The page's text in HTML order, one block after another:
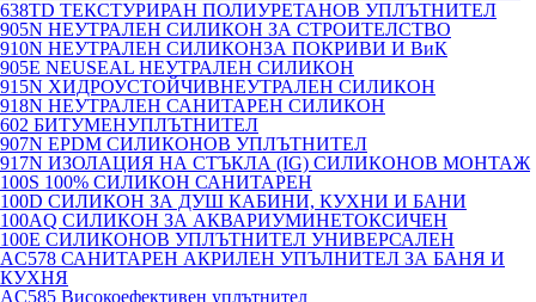
638TD ТЕКСТУРИРАН ПОЛИУРЕТАНОВ УПЛЪТНИТЕЛ
905N НЕУТРАЛЕН СИЛИКОН ЗА СТРОИТЕЛСТВО
910N НЕУТРАЛЕН СИЛИКОНЗА ПОКРИВИ И ВиК
905E NEUSEAL НЕУТРАЛЕН СИЛИКОН
915N ХИДРОУСТОЙЧИВНЕУТРАЛЕН СИЛИКОН
918N НЕУТРАЛЕН САНИТАРЕН СИЛИКОН
602 БИТУМЕНУПЛЪТНИТЕЛ
907N EPDM СИЛИКОНОВ УПЛЪТНИТЕЛ
917N ИЗОЛАЦИЯ НА СТЪКЛА (IG) СИЛИКОНОВ МОНТАЖ
100S 100% СИЛИКОН САНИТАРЕН
100D СИЛИКОН ЗА ДУШ КАБИНИ, КУХНИ И БАНИ
100AQ СИЛИКОН ЗА АКВАРИУМИНЕТОКСИЧЕН
100E СИЛИКОНОВ УПЛЪТНИТЕЛ УНИВЕРСАЛЕН
AC578 САНИТАРЕН АКРИЛЕН УПЪЛНИТЕЛ ЗА БАНЯ И
КУХНЯ
AC585 Високоефективен уплътнител